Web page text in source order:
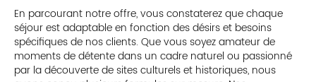
En parcourant notre offre, vous constaterez que chaque
séjour est adaptable en fonction des désirs et besoins
spécifiques de nos clients. Que vous soyez amateur de
moments de détente dans un cadre naturel ou passionné
par la découverte de sites culturels et historiques, nous